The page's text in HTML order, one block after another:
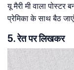
यू मैरी मी वाला पोस्टर
प्रेमिका के साथ बैठ
5. रेत पर लिखकर